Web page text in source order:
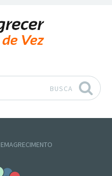
BUSCA